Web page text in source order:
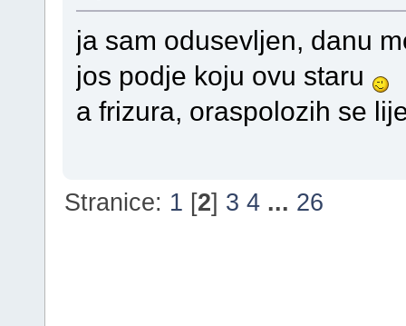
ja sam odusevljen, danu
jos podje koju ovu staru
a frizura, oraspolozih se
Stranice: 1 [2] 3 4 ... 26